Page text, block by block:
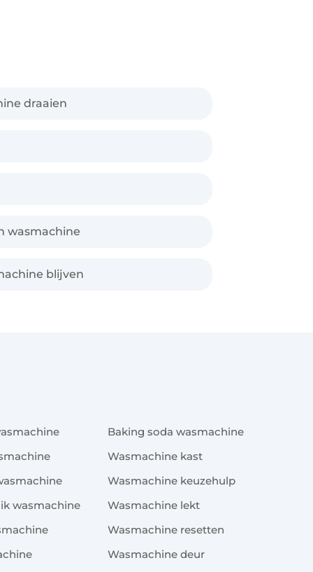
draaien
wasmachine
blijven
wasmachine
Baking soda wasmachine
Wasmachine kast
Wasmachine keuzehulp
Wasmachine lekt
Wasmachine resetten
Wasmachine deur